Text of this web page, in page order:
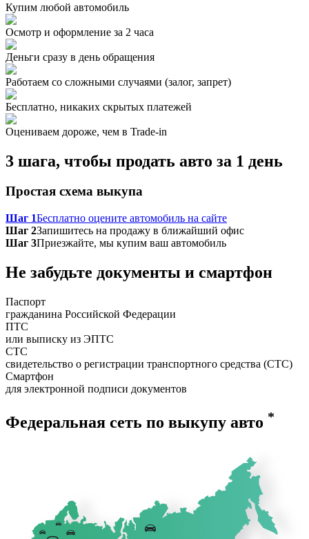
Купим любой автомобиль
Осмотр и оформление за 2 часа
Деньги сразу в день обращения
Работаем со сложными случаями (залог, запрет)
Бесплатно, никаких скрытых платежей
Оцениваем дороже, чем в Trade‑in
3 шага, чтобы продать авто за 1 день
Простая схема выкупа
Шаг 1Бесплатно оцените автомобиль на сайте
Шаг 2Запишитесь на продажу в ближайший офис
Шаг 3Приезжайте, мы купим ваш автомобиль
Не забудьте документы и смартфон
Паспорт
гражданина Российской Федерации
ПТС
или выписку из ЭПТС
СТС
свидетельство о регистрации транспортного средства (СТС)
Смартфон
для электронной подписи документов
Федеральная сеть по выкупу авто *